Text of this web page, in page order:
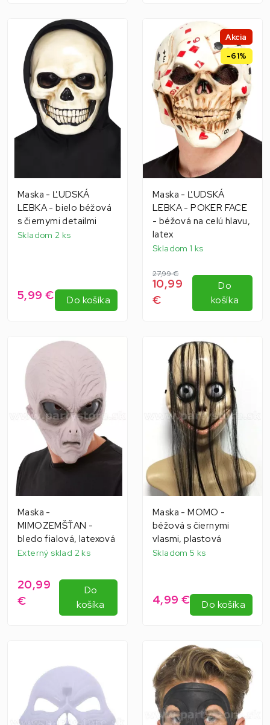
Maska - ĽUDSKÁ
LEBKA - bielo béžová
s čiernymi detailmi
Skladom 2 ks
5,99 € Do košíka
Akcia
-61%
Maska - ĽUDSKÁ
LEBKA - POKER FACE
- béžová na celú hlavu,
latex
Skladom 1 ks
27,99 €
10,99
€
Do
košíka
Maska -
MIMOZEMŠŤAN -
bledo fialová, latexová
Externý sklad 2 ks
20,99
€
Do
košíka
Maska - MOMO -
béžová s čiernymi
vlasmi, plastová
Skladom 5 ks
4,99 € Do košíka